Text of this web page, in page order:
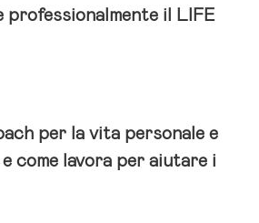
professionalmente il LIFE
per la vita personale e
come lavora per aiutare i